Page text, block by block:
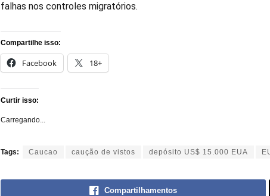
falhas nos controles migratórios.
Compartilhe isso:
Facebook 18+
Curtir isso:
Carregando...
Tags: Caucao caução de vistos depósito US$ 15.000 EUA
Compartilhamentos